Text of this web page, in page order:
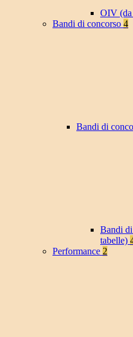
OIV (da
Bandi di concorso 4
Bandi di
Bandi
tabelle)
Performance 2